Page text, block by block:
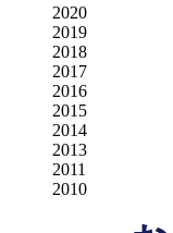
2020
2019
2018
2017
2016
2015
2014
2013
2011
2010